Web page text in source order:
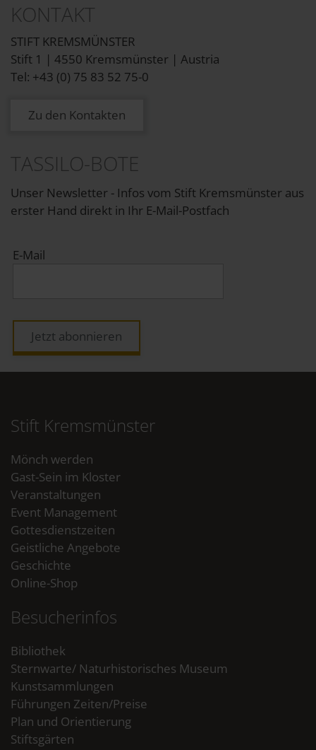
KONTAKT
STIFT KREMSMÜNSTER
Stift 1 | 4550 Kremsmünster | Austria
Tel: +43 (0) 75 83 52 75-0
Zu den Kontakten
TASSILO-BOTE
Unser Newsletter - Infos vom Stift Kremsmünster aus
erster Hand direkt in Ihr E-Mail-Postfach
E-Mail
Jetzt abonnieren
Stift Kremsmünster
Mönch werden
Gast-Sein im Kloster
Veranstaltungen
Event Management
Gottesdienstzeiten
Geistliche Angebote
Geschichte
Online-Shop
Besucherinfos
Bibliothek
Sternwarte/ Naturhistorisches Museum
Kunstsammlungen
Führungen Zeiten/Preise
Plan und Orientierung
Stiftsgärten